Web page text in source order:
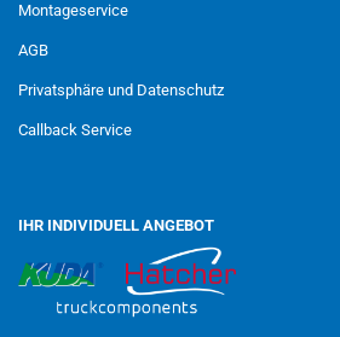
Montageservice
AGB
Privatsphäre und Datenschutz
Callback Service
IHR INDIVIDUELL ANGEBOT